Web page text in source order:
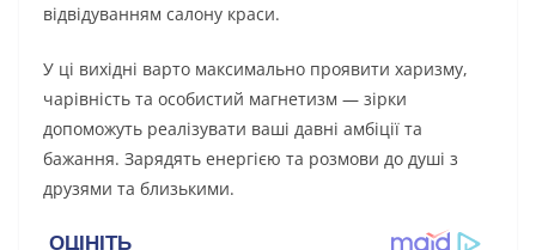
відвідуванням салону краси.
У ці вихідні варто максимально проявити харизму,
чарівність та особистий магнетизм — зірки
допоможуть реалізувати ваші давні амбіції та
бажання. Зарядять енергією та розмови до душі з
друзями та близькими.